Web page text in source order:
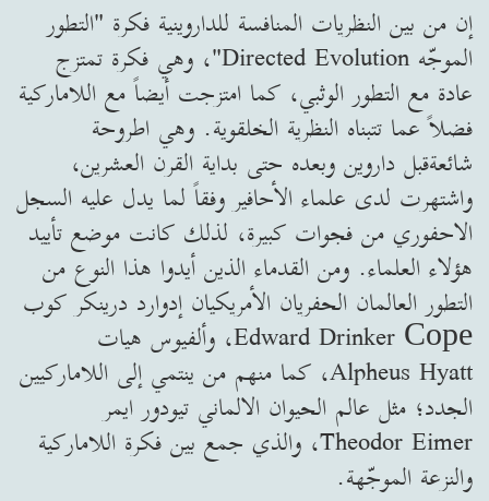
إن من بين النظريات المنافسة للداروينية فكرة "التطور
الموجّه Directed Evolution"، وهي فكرة تمتزج
عادة مع التطور الوثبي، كما امتزجت أيضاً مع اللاماركية
فضلاً عما تتبناه النظرية الخلقوية. وهي اطروحة
شائعةقبل داروين وبعده حتى بداية القرن العشرين،
واشتهرت لدى علماء الأحافير وفقاً لما يدل عليه السجل
الاحفوري من فجوات كبيرة، لذلك كانت موضع تأييد
هؤلاء العلماء. ومن القدماء الذين أيدوا هذا النوع من
التطور العالمان الحفريان الأمريكيان إدوارد درينكر كوب
Edward Drinker Соре، وألفيوس هيات
Alpheus Hyatt، كما منهم من ينتمي إلى اللاماركيين
الجدد؛ مثل عالم الحيوان الالماني تيودور ايمر
Theodor Eimer، والذي جمع بين فكرة اللاماركية
والنزعة الموجّهة.